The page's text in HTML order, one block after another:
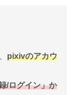
pixivのアカウ
/ログイン」か